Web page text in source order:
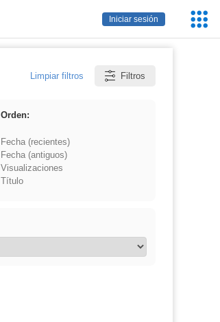
Iniciar sesión
Limpiar filtros Filtros
Orden:
Fecha (recientes)
Fecha (antiguos)
Visualizaciones
Título